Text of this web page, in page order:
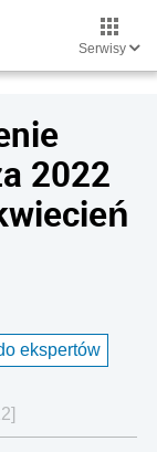
Serwisy
2022
ekspertów